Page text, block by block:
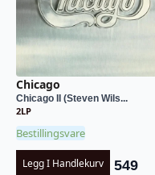
Chicago
Chicago II (Steven Wils...
2LP
Bestillingsvare
Legg I Handlekurv 549